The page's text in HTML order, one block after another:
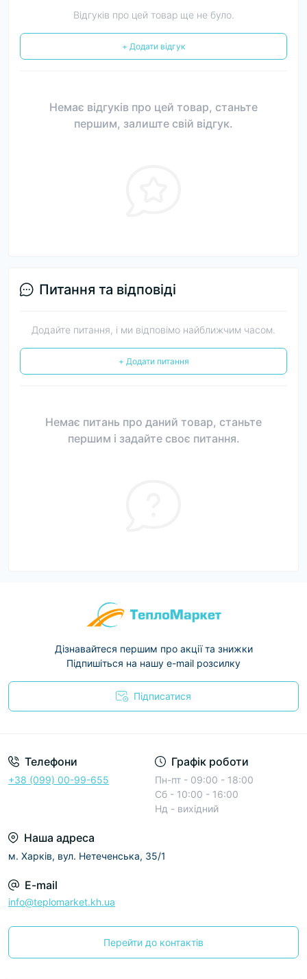
Відгуків про цей товар ще не було.
+ Додати відгук
Немає відгуків про цей товар, станьте
першим, залиште свій відгук.
Питання та відповіді
Додайте питання, і ми відповімо найближчим часом.
+ Додати питання
Немає питань про даний товар, станьте
першим і задайте своє питання.
Дізнавайтеся першим про акції та знижки
Підпишіться на нашу e-mail розсилку
Підписатися
Телефони
+38 (099) 00-99-655
Графік роботи
Пн-пт - 09:00 - 18:00
Сб - 10:00 - 16:00
Нд - вихідний
Наша адреса
м. Харків, вул. Нетеченська, 35/1
E-mail
info@teplomarket.kh.ua
Перейти до контактів